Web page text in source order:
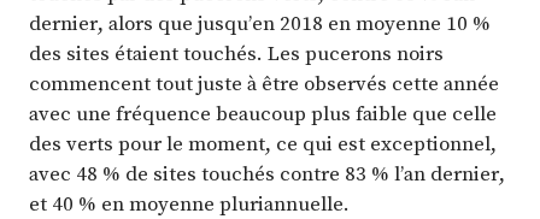
dernier, alors que jusqu’en 2018 en moyenne 10 %
des sites étaient touchés. Les pucerons noirs
commencent tout juste à être observés cette année
avec une fréquence beaucoup plus faible que celle
des verts pour le moment, ce qui est exceptionnel,
avec 48 % de sites touchés contre 83 % l’an dernier,
et 40 % en moyenne pluriannuelle.